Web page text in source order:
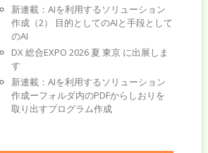
新連載：AIを利用するソリューション
作成（2） 目的としてのAIと手段として
のAI
DX 総合EXPO 2026 夏 東京 に出展しま
す
新連載：AIを利用するソリューション
作成ーフォルダ内のPDFからしおりを
取り出すプログラム作成